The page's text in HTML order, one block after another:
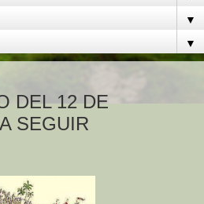
▼
▼
DEL 12 DE
SEGUIR